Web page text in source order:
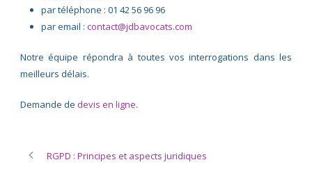
par téléphone : 01 42 56 96 96
par email : contact@jdbavocats.com
Notre équipe répondra à toutes vos interrogations dans les
meilleurs délais.
Demande de devis en ligne.
RGPD : Principes et aspects juridiques